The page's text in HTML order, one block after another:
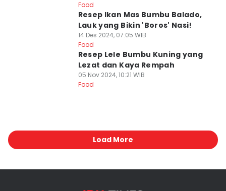
Food
Resep Ikan Mas Bumbu Balado,
Lauk yang Bikin 'Boros' Nasi!
14 Des 2024, 07:05 WIB
Food
Resep Lele Bumbu Kuning yang
Lezat dan Kaya Rempah
05 Nov 2024, 10:21 WIB
Food
Load More